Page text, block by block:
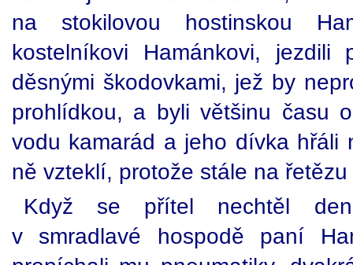
na stokilovou hostinskou
kostelníkovi Hamánkovi, jezdili
děsnými škodovkami, jež by
prohlídkou, a byli většinu času
vodu kamarád a jeho dívka hřáli
ně vzteklí, protože stále na
Když se přítel nechtěl
v smradlavé hospodě paní